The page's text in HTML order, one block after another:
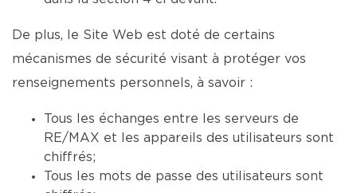
De plus, le Site Web est doté de certains
mécanismes de sécurité visant à protéger vos
renseignements personnels, à savoir :
Tous les échanges entre les serveurs de
RE/MAX et les appareils des utilisateurs sont
chiffrés;
Tous les mots de passe des utilisateurs sont